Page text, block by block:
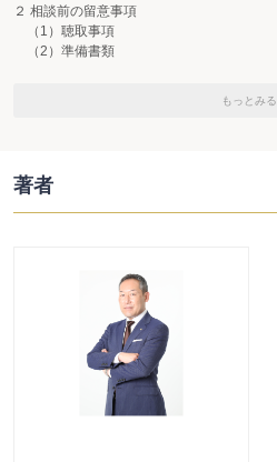
２ 相談前の留意事項
（1）聴取事項
（2）準備書類
第２ 受任手続をする
〈フローチャート～受任〉
１ 契約に関する説明
（3）タイムスケジュール
（1）契約書の作成
（2）印 紙
【参考書式３】 委任契約書
■第２章 相続発生後の情報収集・手続
もっとみる
著者